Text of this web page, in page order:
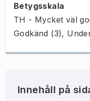
Betygsskala
TH - Mycket väl
Godkänd (3),
Innehåll på